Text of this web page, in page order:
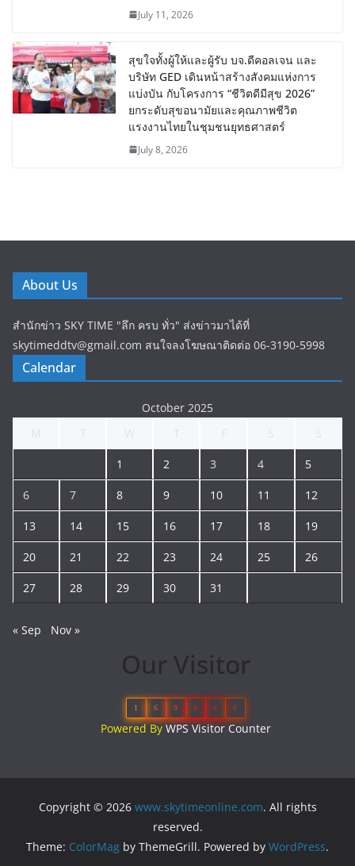
July 11, 2026
สุขใจทั้งผู้ให้และผู้รับ บจ.ดีคอลเจน และ
บริษัท GED เดินหน้าสร้างสังคมแห่งการ
แบ่งบัน​ กับโครงการ “ชีวิตดีมีสุข 2026”
ยกระดับสุขอนามัยและคุณภาพชีวิต
แรงงานไทยในชุมชนยุทธศาสตร์
July 8, 2026
About Us
สำนักข่าว SKY TIME "ลึก ครบ ทั่ว" ส่งข่าวมาได้ที่
skytimeddtv@gmail.com สนใจลงโฆษณาติดต่อ 06-3190-5998
Calendar
October 2025
1 2 3 4 5
6 7 8 9 10 11 12
13 14 15 16 17 18 19
20 21 22 23 24 25 26
27 28 29 30 31
« Sep Nov »
Our Visitor
1 6 9 8 4 0
Powered ByWPS Visitor Counter
Copyright © 2026 www.skytimeonline.com. All rights
reserved.
Theme: ColorMag by ThemeGrill. Powered by WordPress.